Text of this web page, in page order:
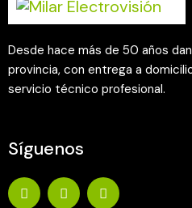
Desde hace más de 50 años
provincia, con entrega a
servicio técnico profesional.
Síguenos